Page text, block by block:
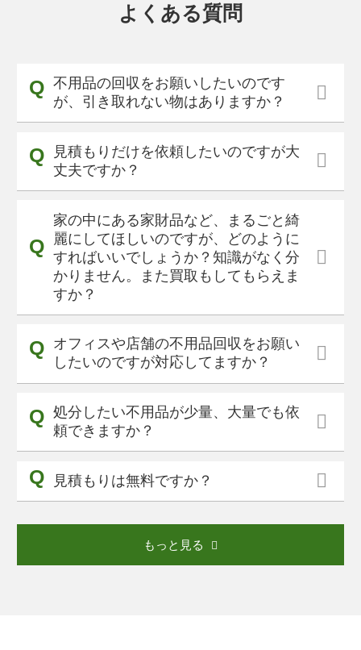
よくある質問
不用品の回収をお願いしたいのです
が、引き取れない物はありますか？
見積もりだけを依頼したいのですが大
丈夫ですか？
家の中にある家財品など、まるごと綺
麗にしてほしいのですが、どのように
すればいいでしょうか？知識がなく分
かりません。また買取もしてもらえま
すか？
オフィスや店舗の不用品回収をお願い
したいのですが対応してますか？
処分したい不用品が少量、大量でも依
頼できますか？
見積もりは無料ですか？
もっと見る